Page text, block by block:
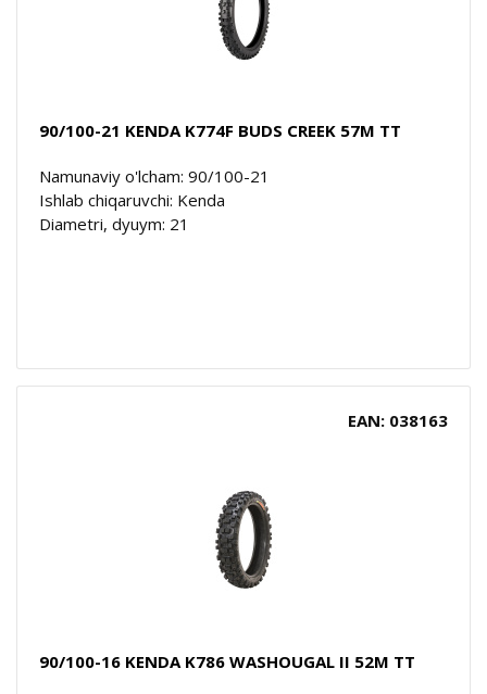
90/100-21 KENDA K774F BUDS CREEK 57M TT
Namunaviy o'lcham: 90/100-21
Ishlab chiqaruvchi: Kenda
Diametri, dyuym: 21
EAN: 038163
90/100-16 KENDA K786 WASHOUGAL II 52M TT